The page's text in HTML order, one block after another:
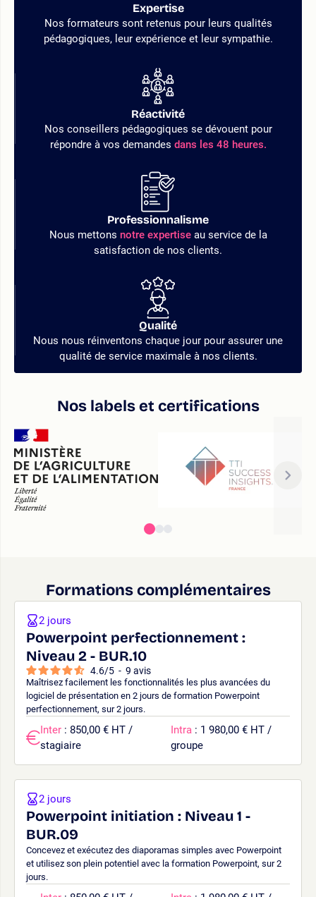
Expertise
Nos formateurs sont retenus pour leurs qualités
pédagogiques, leur expérience et leur sympathie.
Réactivité
Nos conseillers pédagogiques se dévouent pour
répondre à vos demandes dans les 48 heures.
Professionnalisme
Nous mettons notre expertiseau service de la
satisfaction de nos clients.
Qualité
Nous nous réinventons chaque jour pour assurer une
qualité de service maximale à nos clients.
Nos labels et certifications
Formations complémentaires
Powerpoint perfectionnement :
Niveau 2 - BUR.10
4.6/5 - 9 avis
Maîtrisez facilement les fonctionnalités les plus avancées du
logiciel de présentation en 2 jours de formation Powerpoint
perfectionnement, sur 2 jours.
2 jours
Inter : 850,00 € HT /
stagiaire
Intra : 1 980,00 € HT /
groupe
Powerpoint initiation : Niveau 1 -
BUR.09
Concevez et exécutez des diaporamas simples avec Powerpoint
et utilisez son plein potentiel avec la formation Powerpoint, sur 2
jours.
2 jours